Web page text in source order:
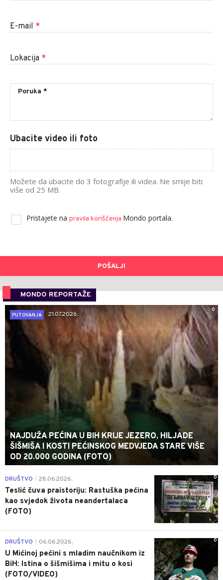
E-mail *
Lokacija *
Ubacite video ili foto
Možete da ubacite do 3 fotografije ili videa. Ne smije biti
više od 25 MB.
Pristajete na pravila korišćenja Mondo portala.
POŠALJI
MONDO REPORTAŽE
0
PUTOVANJA
21.07.2026.
NAJDUŽA PEĆINA U BIH KRIJE JEZERO, HILJADE
ŠIŠMIŠA I KOSTI PEĆINSKOG MEDVJEDA STARE VIŠE
OD 20.000 GODINA (FOTO)
0
DRUŠTVO 28.06.2026.
Teslić čuva praistoriju: Rastuška pećina
kao svjedok života neandertalaca
(FOTO)
0
DRUŠTVO 06.06.2026.
U Mićinoj pećini s mladim naučnikom iz
BiH: Istina o šišmišima i mitu o kosi
(FOTO/VIDEO)